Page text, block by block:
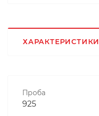
ХАРАКТЕРИСТИКИ
Проба
925